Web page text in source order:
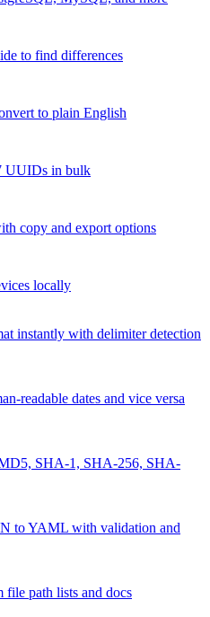
to find differences
to plain English
UUIDs in bulk
copy and export options
locally
instantly with delimiter detection
readable dates and vice versa
SHA-1, SHA-256, SHA-
to YAML with validation and
file path lists and docs